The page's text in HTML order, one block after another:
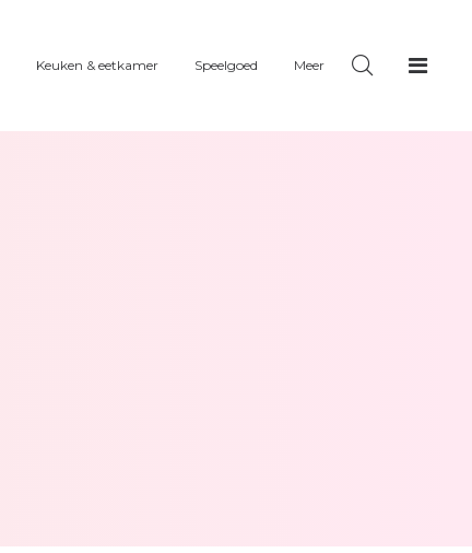
Keuken & eetkamer Speelgoed Meer